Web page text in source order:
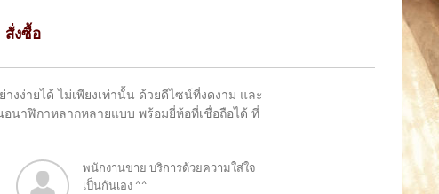
สั่งซื้อ
ง่ายได้ ไม่เพียงเท่านั้น ด้วยดีไซน์ที่งดงาม และ
อนาฬิกาหลากหลายแบบ พร้อมยี่ห้อที่เชื่อถือได้ ที่
พนักงานขาย บริการด้วยความใส่ใจ
เป็นกันเอง ^^